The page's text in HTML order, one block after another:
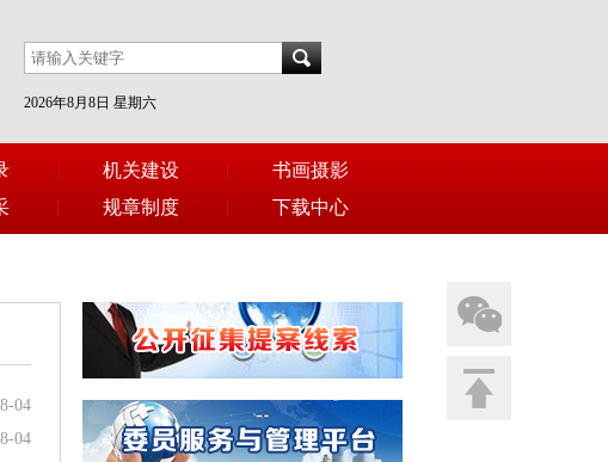
2026年8月8日 星期六
机关建设
书画摄影
规章制度 下载中心
04
04